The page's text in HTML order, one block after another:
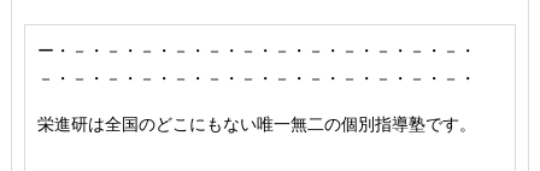
ー・－・－・－・－・－・－・－・－・－・－・－・－・
－・－・－・－・－・－・－・－・－・－・－・－・－・
栄進研は全国のどこにもない唯一無二の個別指導塾です。